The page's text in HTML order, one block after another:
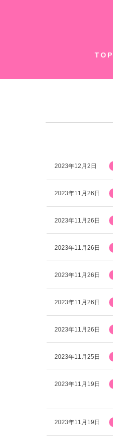
TOP
2023年12月2日
2023年11月26日
2023年11月26日
2023年11月26日
2023年11月26日
2023年11月26日
2023年11月26日
2023年11月25日
2023年11月19日
2023年11月19日